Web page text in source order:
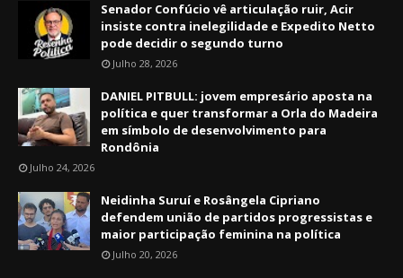
Senador Confúcio vê articulação ruir, Acir
insiste contra inelegilidade e Expedito Netto
pode decidir o segundo turno
Julho 28, 2026
DANIEL PITBULL: jovem empresário aposta na
política e quer transformar a Orla do Madeira
em símbolo de desenvolvimento para
Rondônia
Julho 24, 2026
Neidinha Suruí e Rosângela Cipriano
defendem união de partidos progressistas e
maior participação feminina na política
Julho 20, 2026